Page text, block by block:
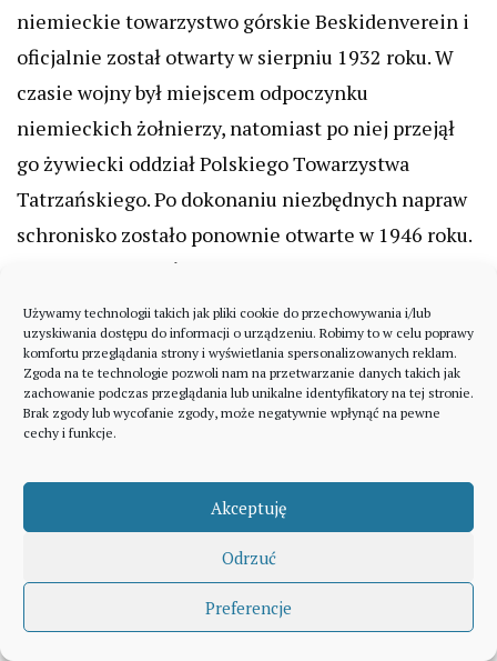
Używamy technologii takich jak pliki cookie do przechowywania i/lub
uzyskiwania dostępu do informacji o urządzeniu. Robimy to w celu poprawy
komfortu przeglądania strony i wyświetlania spersonalizowanych reklam.
Zgoda na te technologie pozwoli nam na przetwarzanie danych takich jak
zachowanie podczas przeglądania lub unikalne identyfikatory na tej stronie.
Brak zgody lub wycofanie zgody, może negatywnie wpłynąć na pewne
cechy i funkcje.
Akceptuję
Odrzuć
Preferencje
niemieckie towarzystwo górskie Beskidenverein i
oficjalnie został otwarty w sierpniu 1932 roku. W
czasie wojny był miejscem odpoczynku
niemieckich żołnierzy, natomiast po niej przejął
go żywiecki oddział Polskiego Towarzystwa
Tatrzańskiego. Po dokonaniu niezbędnych napraw
schronisko zostało ponownie otwarte w 1946 roku.
W 1980 roku ukończono generalny remont, po
którym z oryginalnego schroniska pozostała tylko
kamienna podbudówka. Od 1969 roku
gospodarzami schroniska są Państwo Gowin.
Schronisko PTTK na Hali Lipowskiej oferuje 48
miejsc noclegowych w pokojach od dwóch do
dziesięcioosobowych. Słynie ono z dań kuchni
domowej, których przed pandemią można było
spróbować w godzinach od 8:00 do 20:00. Aktualne
kuchni najlepiej sprawdzić pod